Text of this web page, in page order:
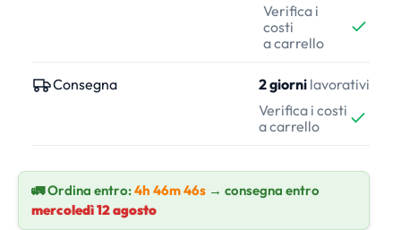
Verifica i
costi
a carrello
Consegna 2 giorni lavorativi
Verifica i costi
a carrello
🚛 Ordina entro:4h 46m 45s→ consegna entro
mercoledì 12 agosto